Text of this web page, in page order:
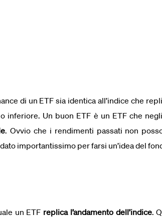
di un ETF sia identica all’indice che
inferiore. Un buon ETF è un ETF che
. Ovvio che i rendimenti passati non
importantissimo per farsi un’idea del
un ETF replica l’andamento dell’indice.